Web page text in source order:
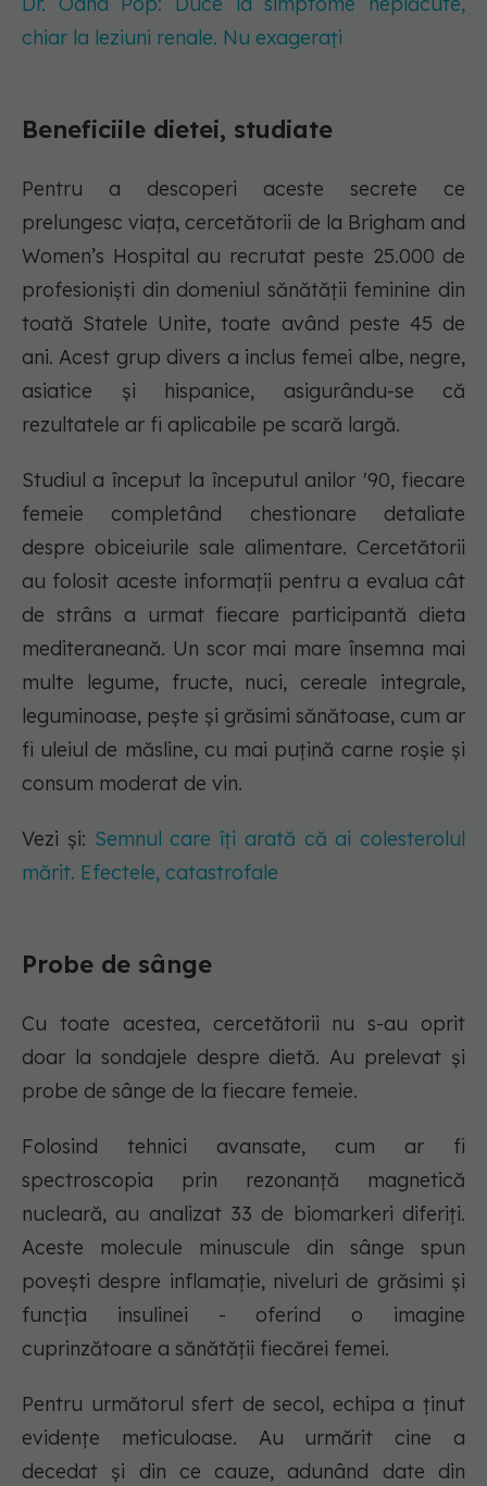
chiar la leziuni renale. Nu exagerați
Beneficiile dietei, studiate
Pentru a descoperi aceste secrete ce
prelungesc viața, cercetătorii de la Brigham and
Women’s Hospital au recrutat peste 25.000 de
profesioniști din domeniul sănătății feminine din
toată Statele Unite, toate având peste 45 de
ani. Acest grup divers a inclus femei albe, negre,
asiatice și hispanice, asigurându-se că
rezultatele ar fi aplicabile pe scară largă.
Studiul a început la începutul anilor '90, fiecare
femeie completând chestionare detaliate
despre obiceiurile sale alimentare. Cercetătorii
au folosit aceste informații pentru a evalua cât
de strâns a urmat fiecare participantă dieta
mediteraneană. Un scor mai mare însemna mai
multe legume, fructe, nuci, cereale integrale,
leguminoase, pește și grăsimi sănătoase, cum ar
fi uleiul de măsline, cu mai puțină carne roșie și
consum moderat de vin.
Vezi și: Semnul care îți arată că ai colesterolul
mărit. Efectele, catastrofale
Probe de sânge
Cu toate acestea, cercetătorii nu s-au oprit
doar la sondajele despre dietă. Au prelevat și
probe de sânge de la fiecare femeie.
Folosind tehnici avansate, cum ar fi
spectroscopia prin rezonanță magnetică
nucleară, au analizat 33 de biomarkeri diferiți.
Aceste molecule minuscule din sânge spun
povești despre inflamație, niveluri de grăsimi și
funcția insulinei - oferind o imagine
cuprinzătoare a sănătății fiecărei femei.
Pentru următorul sfert de secol, echipa a ținut
evidențe meticuloase. Au urmărit cine a
decedat și din ce cauze, adunând date din